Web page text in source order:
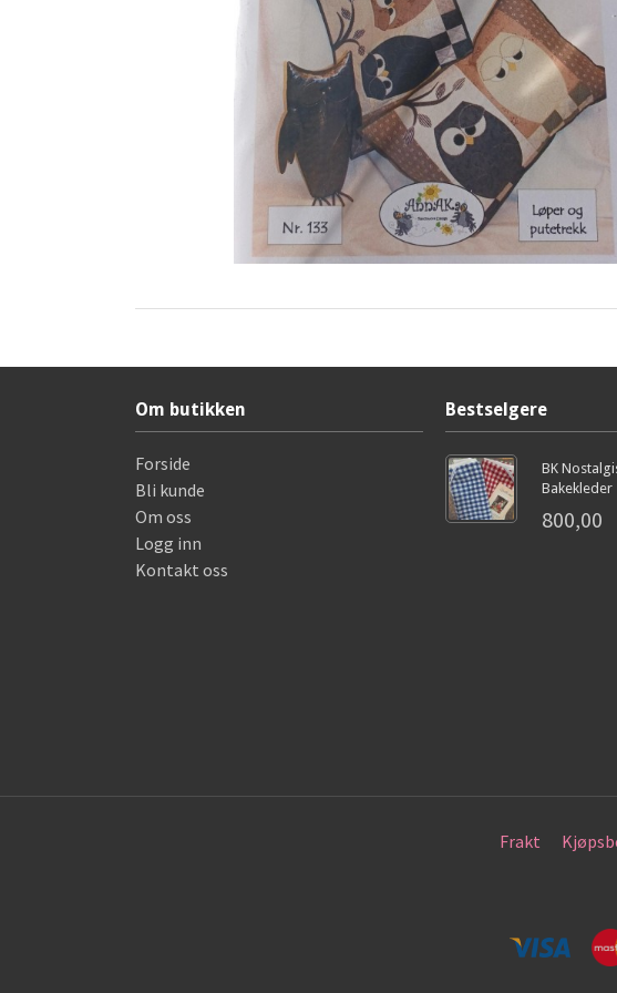
Om butikken
Forside
Bli kunde
Om oss
Logg inn
Kontakt oss
Bestselgere
BK
Bakekleder
800,00
Frakt